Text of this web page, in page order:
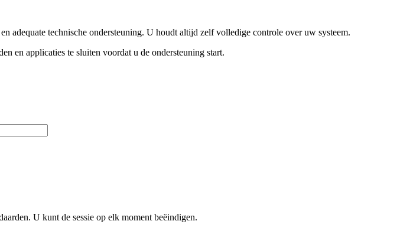
adequate technische ondersteuning. U houdt altijd zelf volledige controle over uw systeem.
en applicaties te sluiten voordat u de ondersteuning start.
U kunt de sessie op elk moment beëindigen.